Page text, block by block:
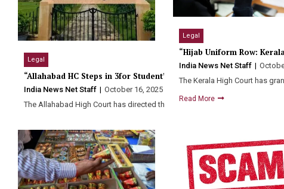
Legal
“Allahabad HC Steps in 3for Student’s Safety in B. R. Ambedkar
India News Net Staff October 16, 2025
The Allahabad High Court has directed the Babasaheb Bhimrao Ambedkar…
Legal
“Hijab Uniform Row:
India News Net Staff
The Kerala High Court has
Read More